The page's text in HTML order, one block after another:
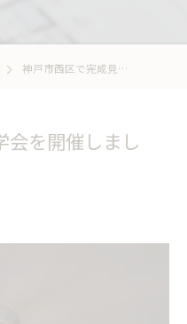
神戸市西区で完成見学会を開催しました！
会を開催しまし